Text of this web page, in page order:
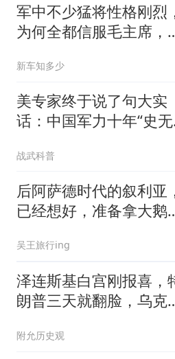
军中不少猛将性格刚烈
为何全都信服毛主席，
新车知多少
美专家终于说了句大实
话：中国军力十年“史无
住了
战武科普
后阿萨德时代的叙利亚
已经想好，准备拿大鹅
吴王旅行ing
泽连斯基白宫刚报喜，
朗普三天就翻脸，乌克
附允历史观